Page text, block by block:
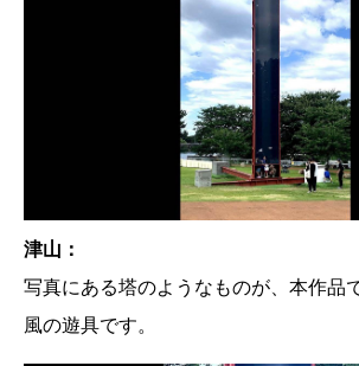
津山：
写真にある塔のようなものが、本作品
風の遊具です。